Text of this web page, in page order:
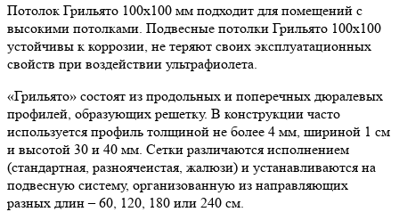
Потолок Грильято 100х100 мм подходит для помещений с
высокими потолками. Подвесные потолки Грильято 100х100
устойчивы к коррозии, не теряют своих эксплуатационных
свойств при воздействии ультрафиолета.
«Грильято» состоят из продольных и поперечных дюралевых
профилей, образующих решетку. В конструкции часто
используется профиль толщиной не более 4 мм, шириной 1 см
и высотой 30 и 40 мм. Сетки различаются исполнением
(стандартная, разноячеистая, жалюзи) и устанавливаются на
подвесную систему, организованную из направляющих
разных длин – 60, 120, 180 или 240 см.